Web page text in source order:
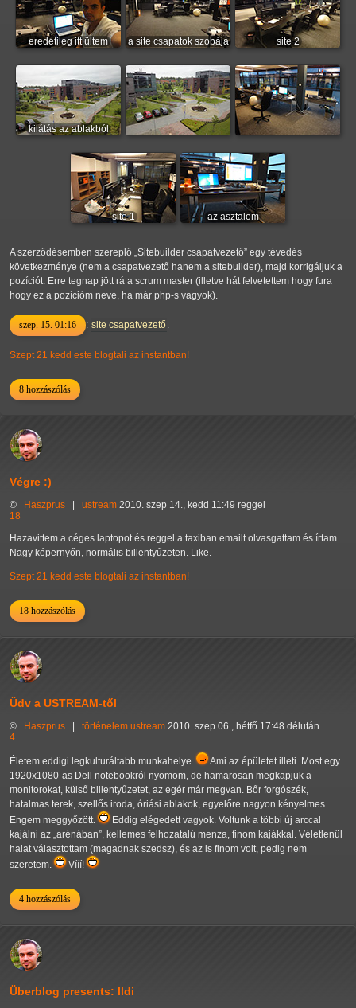
eredetileg itt ültem a site csapatok szobája site 2
kilátás az ablakból
site 1 az asztalom
A szerződésemben szereplő Sitebuilder csapatvezető egy tévedés
következménye (nem a csapatvezető hanem a sitebuilder), majd korrigáljuk a
pozíciót. Erre tegnap jött rá a scrum master (illetve hát felvetettem hogy fura
hogy ez a pozícióm neve, ha már php-s vagyok).
szep. 15. 01:16 : site csapatvezető.
Szept 21 kedd este blogtali az instantban!
8 hozzászólás
Végre :)
© Haszprus ustream 2010. szep 14., kedd 11:49 reggel
18
Hazavittem a céges laptopot és reggel a taxiban emailt olvasgattam és írtam.
Nagy képernyőn, normális billentyűzeten. Like.
Szept 21 kedd este blogtali az instantban!
18 hozzászólás
Üdv a USTREAM-től
© Haszprus történelem ustream 2010. szep 06., hétfő 17:48 délután
4
Életem eddigi legkulturáltabb munkahelye.
Ami az épületet illeti. Most egy
1920x1080-as Dell notebookról nyomom, de hamarosan megkapjuk a
monitorokat, külső billentyűzetet, az egér már megvan. Bőr forgószék,
hatalmas terek, szellős iroda, óriási ablakok, egyelőre nagyon kényelmes.
Engem meggyőzött.
Eddig elégedett vagyok. Voltunk a többi új arccal
kajálni az arénában , kellemes felhozatalú menza, finom kajákkal. Véletlenül
halat választottam (magadnak szedsz), és az is finom volt, pedig nem
szeretem.
Vííí!
4 hozzászólás
Überblog presents: Ildi